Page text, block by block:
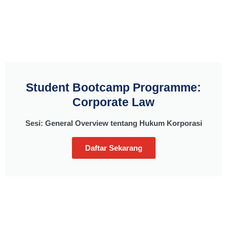
Student Bootcamp Programme:
Corporate Law
Sesi: General Overview tentang Hukum Korporasi
Daftar Sekarang